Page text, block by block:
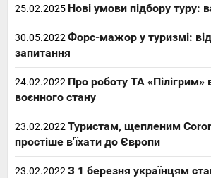
25.02.2025 Нові умови підбору туру:
30.05.2022 Форс-мажор у туризмі:
запитання
24.02.2022 Про роботу ТА «Пілігрим»
воєнного стану
23.02.2022 Туристам, щепленим
простіше в'їхати до Європи
23.02.2022 З 1 березня українцям